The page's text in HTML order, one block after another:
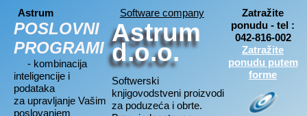
Astrum
POSLOVNI
PROGRAMI
- kombinacija
inteligencije i
podataka
za upravljanje Vašim
poslovanjem
Software company
Astrum
d.o.o.
Softwerski
knjigovodstveni proizvodi
za poduzeća i obrte.
Zatražite
ponudu - tel :
042-816-002
Zatražite
ponudu putem
forme